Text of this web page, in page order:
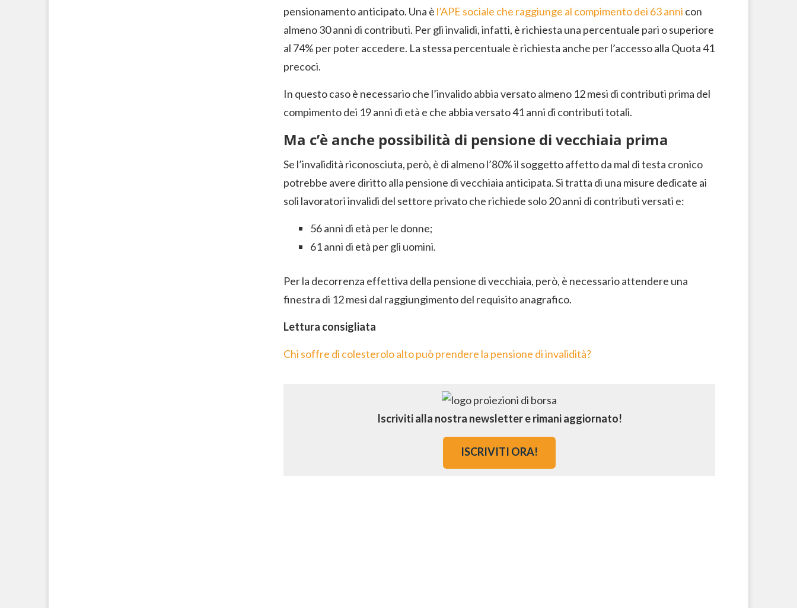
pensionamento anticipato. Una è l’APE sociale che raggiunge al compimento dei 63 anni con
almeno 30 anni di contributi. Per gli invalidi, infatti, è richiesta una percentuale pari o superiore
al 74% per poter accedere. La stessa percentuale è richiesta anche per l’accesso alla Quota 41
precoci.
In questo caso è necessario che l’invalido abbia versato almeno 12 mesi di contributi prima del
compimento dei 19 anni di età e che abbia versato 41 anni di contributi totali.
Ma c’è anche possibilità di pensione di vecchiaia prima
Se l’invalidità riconosciuta, però, è di almeno l’80% il soggetto affetto da mal di testa cronico
potrebbe avere diritto alla pensione di vecchiaia anticipata. Si tratta di una misure dedicate ai
soli lavoratori invalidi del settore privato che richiede solo 20 anni di contributi versati e:
56 anni di età per le donne;
61 anni di età per gli uomini.
Per la decorrenza effettiva della pensione di vecchiaia, però, è necessario attendere una
finestra di 12 mesi dal raggiungimento del requisito anagrafico.
Lettura consigliata
Chi soffre di colesterolo alto può prendere la pensione di invalidità?
Iscriviti alla nostra newsletter e rimani aggiornato!
ISCRIVITI ORA!